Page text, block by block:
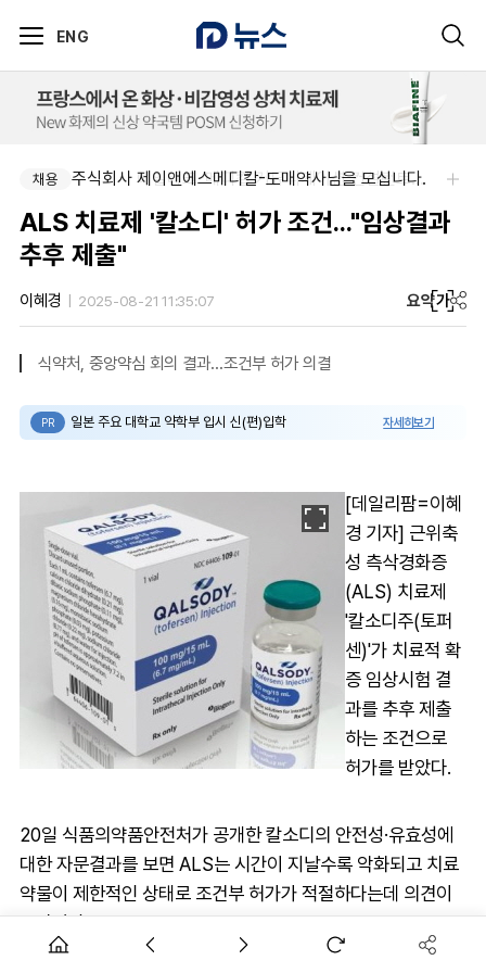
ENG
채용 주식회사 에일리크-메디컬 커뮤니케이션 컨설턴트(Associate) / 메디컬라이터 채용
채용 주식회사 제이앤에스메디칼-도매약사님을 모십니다.
ALS 치료제 '칼소디' 허가 조건..."임상결과
추후 제출"
이혜경 2025-08-21 11:35:07 요약가
식약처, 중앙약심 회의 결과...조건부 허가 의결
PR 일본 주요 대학교 약학부 입시 신(편)입학 자세히보기
[데일리팜=이혜
경 기자] 근위축
성 측삭경화증
(ALS) 치료제
'칼소디주(토퍼
센)'가 치료적 확
증 임상시험 결
과를 추후 제출
하는 조건으로
허가를 받았다.
20일 식품의약품안전처가 공개한 칼소디의 안전성·유효성에
대한 자문결과를 보면 ALS는 시간이 지날수록 악화되고 치료
약물이 제한적인 상태로 조건부 허가가 적절하다는데 의견이
모아졌다.